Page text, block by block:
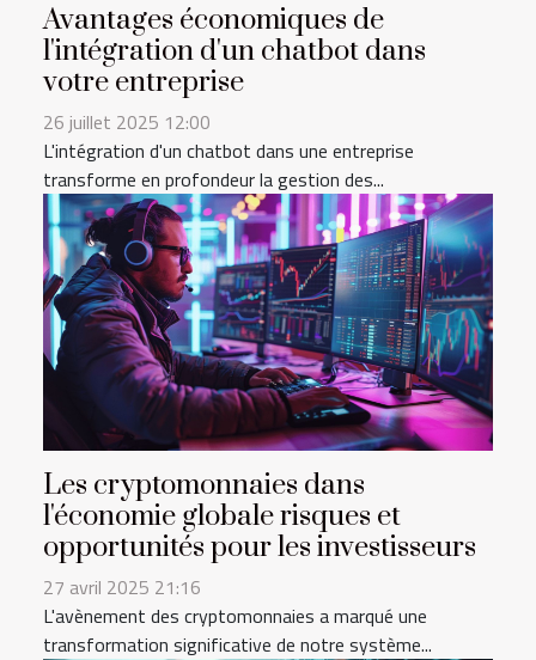
Avantages économiques de
l'intégration d'un chatbot dans
votre entreprise
26 juillet 2025 12:00
L'intégration d'un chatbot dans une entreprise
transforme en profondeur la gestion des...
Les cryptomonnaies dans
l'économie globale risques et
opportunités pour les investisseurs
27 avril 2025 21:16
L'avènement des cryptomonnaies a marqué une
transformation significative de notre système...